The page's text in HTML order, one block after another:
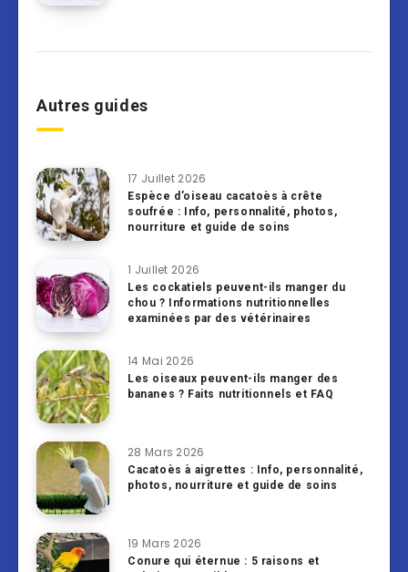
Autres guides
17 Juillet 2026
Espèce d’oiseau cacatoès à crête
soufrée : Info, personnalité, photos,
nourriture et guide de soins
1 Juillet 2026
Les cockatiels peuvent-ils manger du
chou ? Informations nutritionnelles
examinées par des vétérinaires
14 Mai 2026
Les oiseaux peuvent-ils manger des
bananes ? Faits nutritionnels et FAQ
28 Mars 2026
Cacatoès à aigrettes : Info, personnalité,
photos, nourriture et guide de soins
19 Mars 2026
Conure qui éternue : 5 raisons et